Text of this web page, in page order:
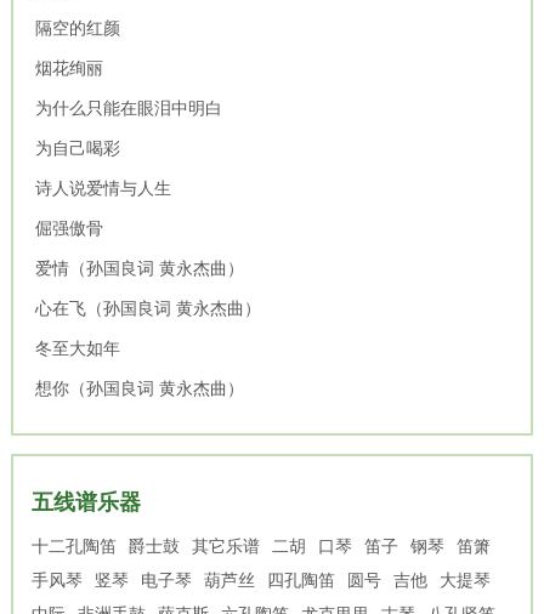
隔空的红颜
烟花绚丽
为什么只能在眼泪中明白
为自己喝彩
诗人说爱情与人生
倔强傲骨
爱情（孙国良词 黄永杰曲）
心在飞（孙国良词 黄永杰曲）
冬至大如年
想你（孙国良词 黄永杰曲）
五线谱乐器
十二孔陶笛 爵士鼓 其它乐谱 二胡 口琴 笛子 钢琴
笛箫
手风琴
竖琴 电子琴 葫芦丝 四孔陶笛 圆号 吉他
大提琴